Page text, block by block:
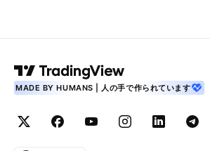
MADE BY HUMANS | 人の手で作られています